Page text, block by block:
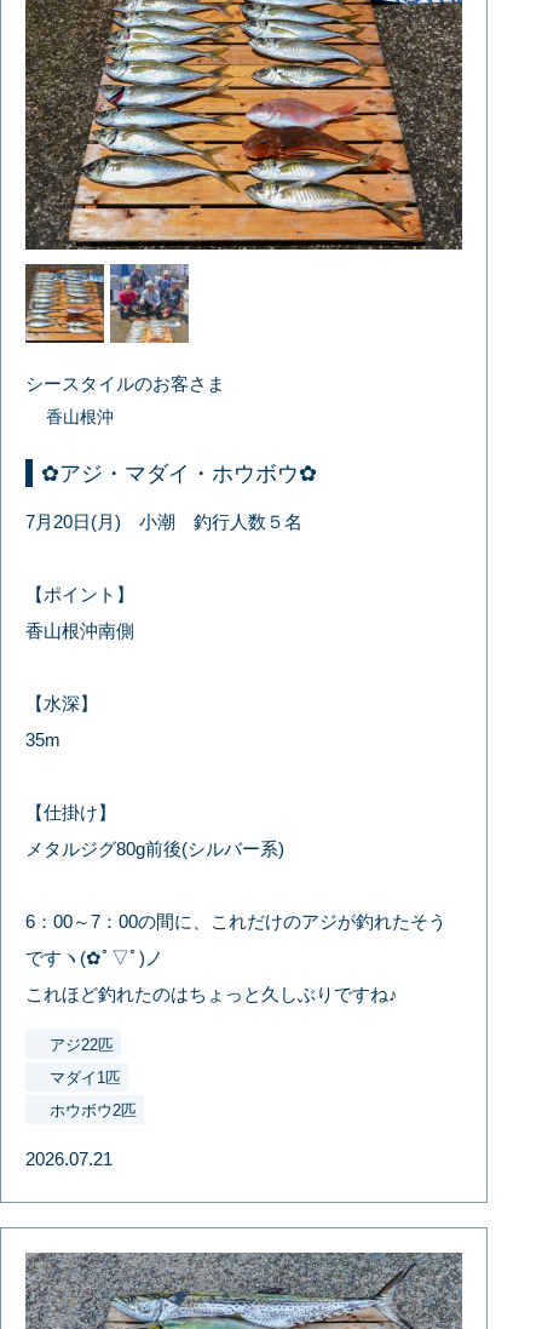
シースタイルのお客さま
香山根沖
✿アジ・マダイ・ホウボウ✿
7月20日(月) 小潮 釣行人数５名
【ポイント】
香山根沖南側
【水深】
35m
【仕掛け】
メタルジグ80g前後(シルバー系)
6：00～7：00の間に、これだけのアジが釣れたそう
ですヽ(✿ﾟ▽ﾟ)ノ
これほど釣れたのはちょっと久しぶりですね♪
アジ22匹
マダイ1匹
ホウボウ2匹
2026.07.21